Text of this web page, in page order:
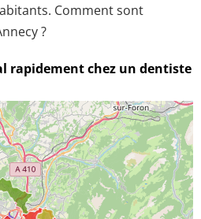
Comment sont
?
rapidement chez un dentiste